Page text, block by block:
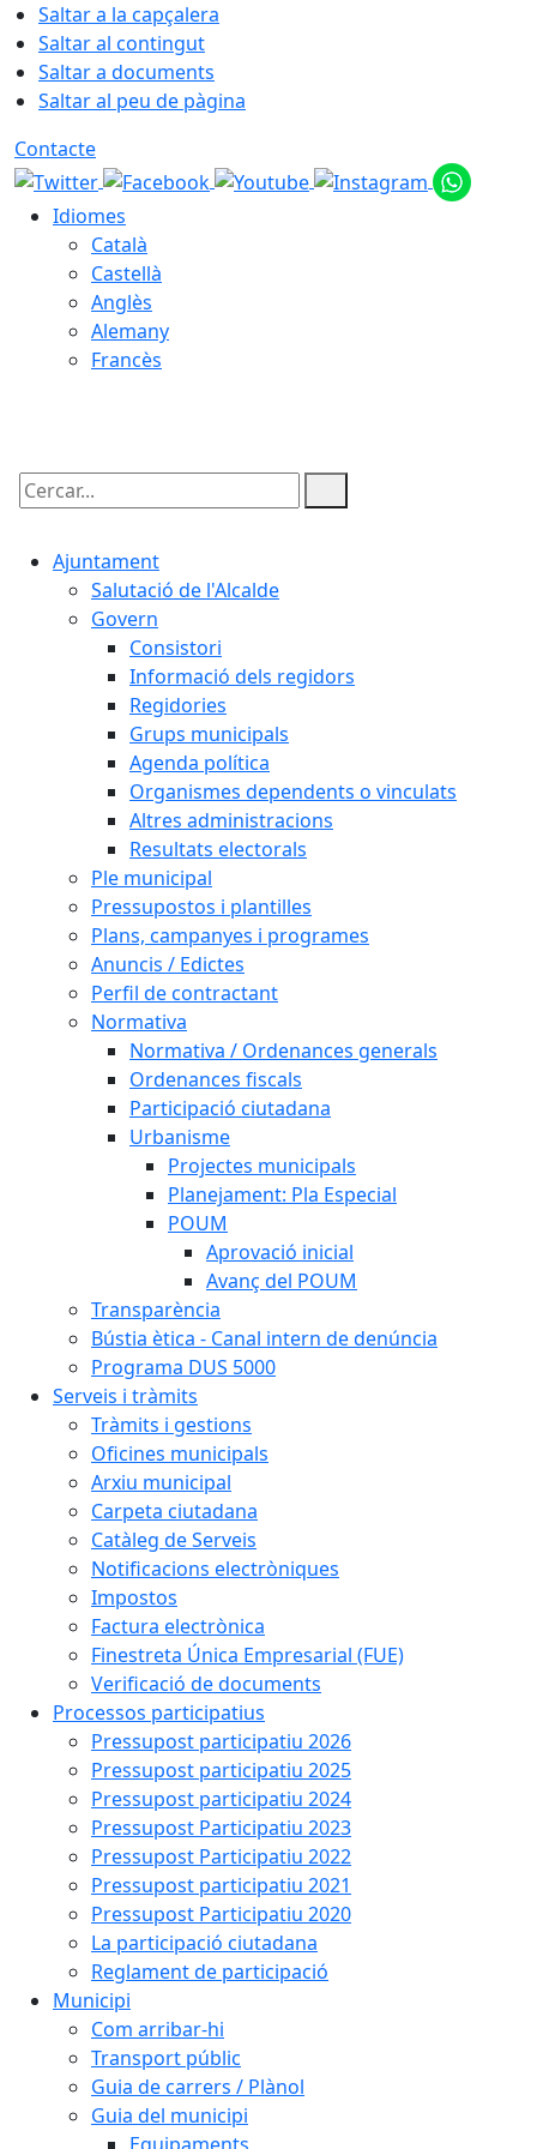
Saltar a la capçalera
Saltar al contingut
Saltar a documents
Saltar al peu de pàgina
Contacte
Idiomes
Català
Castellà
Anglès
Alemany
Francès
Cercar:
Ajuntament
Salutació de l'Alcalde
Govern
Consistori
Informació dels regidors
Regidories
Grups municipals
Agenda política
Organismes dependents o vinculats
Altres administracions
Resultats electorals
Ple municipal
Pressupostos i plantilles
Plans, campanyes i programes
Anuncis / Edictes
Perfil de contractant
Normativa
Normativa / Ordenances generals
Ordenances fiscals
Participació ciutadana
Urbanisme
Projectes municipals
Planejament: Pla Especial
POUM
Aprovació inicial
Avanç del POUM
Transparència
Bústia ètica - Canal intern de denúncia
Programa DUS 5000
Serveis i tràmits
Tràmits i gestions
Oficines municipals
Arxiu municipal
Carpeta ciutadana
Catàleg de Serveis
Notificacions electròniques
Impostos
Factura electrònica
Finestreta Única Empresarial (FUE)
Verificació de documents
Processos participatius
Pressupost participatiu 2026
Pressupost participatiu 2025
Pressupost participatiu 2024
Pressupost Participatiu 2023
Pressupost Participatiu 2022
Pressupost participatiu 2021
Pressupost Participatiu 2020
La participació ciutadana
Reglament de participació
Municipi
Com arribar-hi
Transport públic
Guia de carrers / Plànol
Guia del municipi